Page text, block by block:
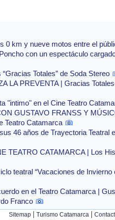
0 km y nueve motos entre el
con un espectáculo
Totales” de Soda Stereo
LA PREVENTA | Gracias
"intimo" en el Cine Teatro
GUSTAVO FRANSS Y
Teatro Catamarca
46 años de Trayectoria Teatral
TEATRO CATAMARCA | Los
teatral “Vacaciones de Invierno
en el Teatro Catamarca |
Franco
Sitemap | Turismo Catamarca |